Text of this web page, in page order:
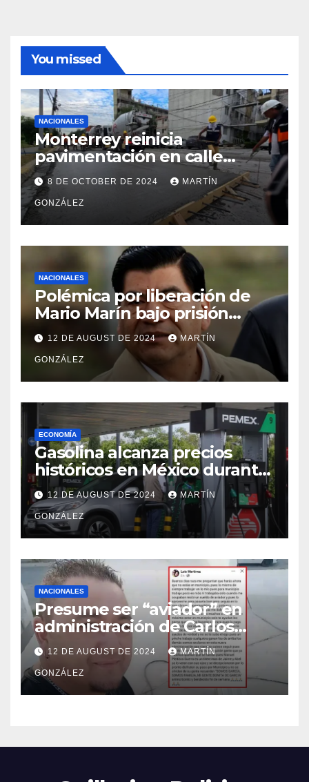
You missed
NACIONALES
Monterrey reinicia
pavimentación en calle
Filósofos
8 DE OCTOBER DE 2024 MARTÍN
GONZÁLEZ
NACIONALES
Polémica por liberación de
Mario Marín bajo prisión
domiciliaria
12 DE AUGUST DE 2024 MARTÍN
GONZÁLEZ
ECONOMÍA
Gasolina alcanza precios
históricos en México durante
julio de 2024
12 DE AUGUST DE 2024 MARTÍN
GONZÁLEZ
NACIONALES
Presume ser “aviador” en
administración de Carlos
Guevara; Auditoría abrirá
investigación
12 DE AUGUST DE 2024 MARTÍN
GONZÁLEZ